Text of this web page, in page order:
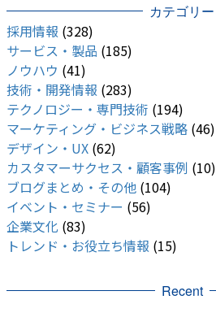
カテゴリー
採用情報 (328)
サービス・製品 (185)
ノウハウ (41)
技術・開発情報 (283)
テクノロジー・専門技術 (194)
マーケティング・ビジネス戦略 (46)
デザイン・UX (62)
カスタマーサクセス・顧客事例 (10)
ブログまとめ・その他 (104)
イベント・セミナー (56)
企業文化 (83)
トレンド・お役立ち情報 (15)
Recent